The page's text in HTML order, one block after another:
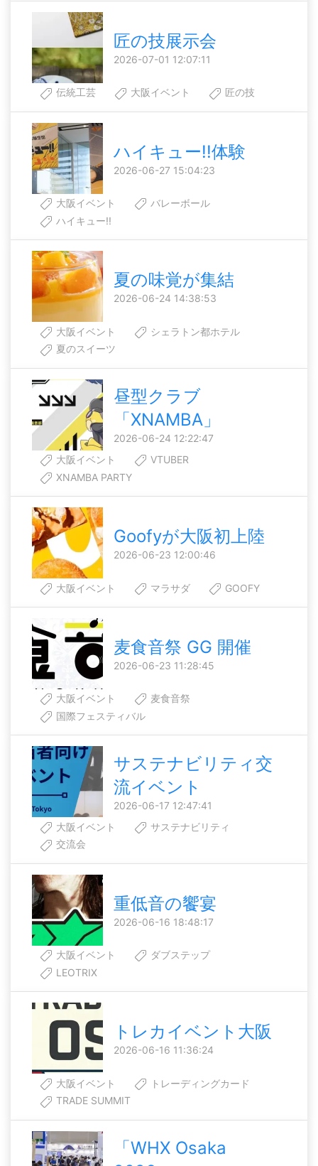
匠の技展示会
2026-07-01 12:07:11
伝統工芸 大阪イベント 匠の技
ハイキュー!!体験
2026-06-27 15:04:23
大阪イベント
バレーボール
ハイキュー!!
夏の味覚が集結
2026-06-24 14:38:53
大阪イベント
シェラトン都ホテル
夏のスイーツ
昼型クラブ
「XNAMBA」
2026-06-24 12:22:47
大阪イベント
VTUBER
XNAMBA PARTY
Goofyが大阪初上陸
2026-06-23 12:00:46
大阪イベント マラサダ GOOFY
麦食音祭 GG 開催
2026-06-23 11:28:45
大阪イベント
麦食音祭
国際フェスティバル
サステナビリティ交
流イベント
2026-06-17 12:47:41
大阪イベント
サステナビリティ
交流会
重低音の饗宴
2026-06-16 18:48:17
大阪イベント
ダブステップ
LEOTRIX
トレカイベント大阪
2026-06-16 11:36:24
大阪イベント
トレーディングカード
TRADE SUMMIT
「WHX Osaka